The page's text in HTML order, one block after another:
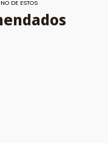
DE ESTOS